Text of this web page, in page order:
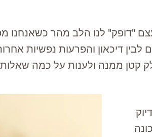
"דופק" לנו הלב מהר כשאנחנו
דיכאון והפרעות נפשיות
קטן ממנה ולענות על כמה שאלות